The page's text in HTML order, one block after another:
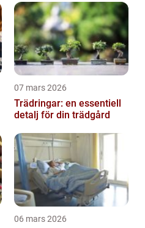
07 mars 2026
Trädringar: en essentiell
detalj för din trädgård
06 mars 2026